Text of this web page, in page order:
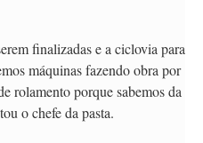
finalizadas e a ciclovia para
máquinas fazendo obra por
rolamento porque sabemos da
o chefe da pasta.